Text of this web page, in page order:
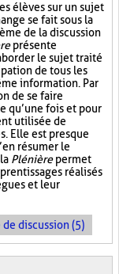
élèves sur un sujet
se fait sous la
de la discussion
présente
le sujet traité
de tous les
information. Par
de se faire
qu’une fois et pour
utilisée de
Elle est presque
résumer le
Plénièrepermet
réalisés
et leur
de discussion (5)